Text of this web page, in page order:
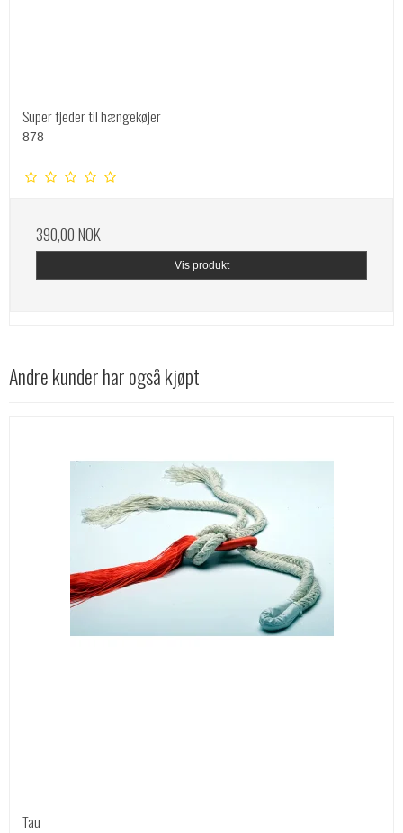
Super fjeder til hængekøjer
878
390,00 NOK
Vis produkt
Andre kunder har også kjøpt
Tau